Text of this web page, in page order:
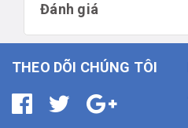
Đánh giá
THEO DÕI CHÚNG TÔI